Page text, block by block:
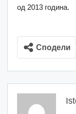
од 2013 година.
Сподели